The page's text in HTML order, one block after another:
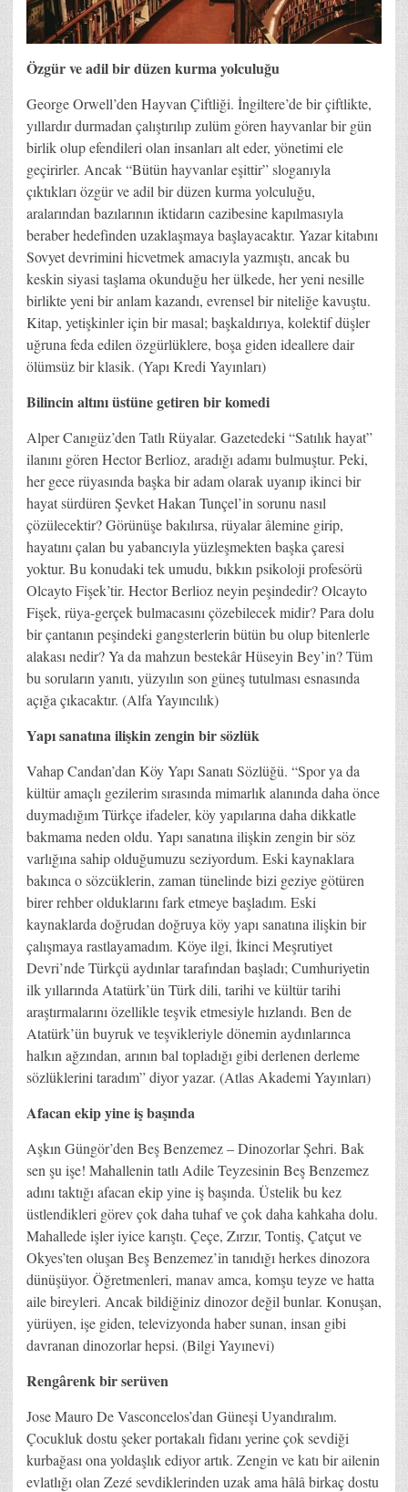
Özgür ve adil bir düzen kurma yolculuğu
George Orwell’den Hayvan Çiftliği. İngiltere’de bir çiftlikte,
yıllardır durmadan çalıştırılıp zulüm gören hayvanlar bir gün
birlik olup efendileri olan insanları alt eder, yönetimi ele
geçirirler. Ancak “Bütün hayvanlar eşittir” sloganıyla
çıktıkları özgür ve adil bir düzen kurma yolculuğu,
aralarından bazılarının iktidarın cazibesine kapılmasıyla
beraber hedefinden uzaklaşmaya başlayacaktır. Yazar kitabını
Sovyet devrimini hicvetmek amacıyla yazmıştı, ancak bu
keskin siyasi taşlama okunduğu her ülkede, her yeni nesille
birlikte yeni bir anlam kazandı, evrensel bir niteliğe kavuştu.
Kitap, yetişkinler için bir masal; başkaldırıya, kolektif düşler
uğruna feda edilen özgürlüklere, boşa giden ideallere dair
ölümsüz bir klasik. (Yapı Kredi Yayınları)
Bilincin altını üstüne getiren bir komedi
Alper Canıgüz’den Tatlı Rüyalar. Gazetedeki “Satılık hayat”
ilanını gören Hector Berlioz, aradığı adamı bulmuştur. Peki,
her gece rüyasında başka bir adam olarak uyanıp ikinci bir
hayat sürdüren Şevket Hakan Tunçel’in sorunu nasıl
çözülecektir? Görünüşe bakılırsa, rüyalar âlemine girip,
hayatını çalan bu yabancıyla yüzleşmekten başka çaresi
yoktur. Bu konudaki tek umudu, bıkkın psikoloji profesörü
Olcayto Fişek’tir. Hector Berlioz neyin peşindedir? Olcayto
Fişek, rüya-gerçek bulmacasını çözebilecek midir? Para dolu
bir çantanın peşindeki gangsterlerin bütün bu olup bitenlerle
alakası nedir? Ya da mahzun bestekâr Hüseyin Bey’in? Tüm
bu soruların yanıtı, yüzyılın son güneş tutulması esnasında
açığa çıkacaktır. (Alfa Yayıncılık)
Yapı sanatına ilişkin zengin bir sözlük
Vahap Candan’dan Köy Yapı Sanatı Sözlüğü. “Spor ya da
kültür amaçlı gezilerim sırasında mimarlık alanında daha önce
duymadığım Türkçe ifadeler, köy yapılarına daha dikkatle
bakmama neden oldu. Yapı sanatına ilişkin zengin bir söz
varlığına sahip olduğumuzu seziyordum. Eski kaynaklara
bakınca o sözcüklerin, zaman tünelinde bizi geziye götüren
birer rehber olduklarını fark etmeye başladım. Eski
kaynaklarda doğrudan doğruya köy yapı sanatına ilişkin bir
çalışmaya rastlayamadım. Köye ilgi, İkinci Meşrutiyet
Devri’nde Türkçü aydınlar tarafından başladı; Cumhuriyetin
ilk yıllarında Atatürk’ün Türk dili, tarihi ve kültür tarihi
araştırmalarını özellikle teşvik etmesiyle hızlandı. Ben de
Atatürk’ün buyruk ve teşvikleriyle dönemin aydınlarınca
halkın ağzından, arının bal topladığı gibi derlenen derleme
sözlüklerini taradım” diyor yazar. (Atlas Akademi Yayınları)
Afacan ekip yine iş başında
Aşkın Güngör’den Beş Benzemez – Dinozorlar Şehri. Bak
sen şu işe! Mahallenin tatlı Adile Teyzesinin Beş Benzemez
adını taktığı afacan ekip yine iş başında. Üstelik bu kez
üstlendikleri görev çok daha tuhaf ve çok daha kahkaha dolu.
Mahallede işler iyice karıştı. Çeçe, Zırzır, Tontiş, Çatçut ve
Okyes’ten oluşan Beş Benzemez’in tanıdığı herkes dinozora
dünüşüyor. Öğretmenleri, manav amca, komşu teyze ve hatta
aile bireyleri. Ancak bildiğiniz dinozor değil bunlar. Konuşan,
yürüyen, işe giden, televizyonda haber sunan, insan gibi
davranan dinozorlar hepsi. (Bilgi Yayınevi)
Rengârenk bir serüven
Jose Mauro De Vasconcelos’dan Güneşi Uyandıralım.
Çocukluk dostu şeker portakalı fidanı yerine çok sevdiği
kurbağası ona yoldaşlık ediyor artık. Zengin ve katı bir ailenin
evlatlığı olan Zezé sevdiklerinden uzak ama hâlâ birkaç dostu